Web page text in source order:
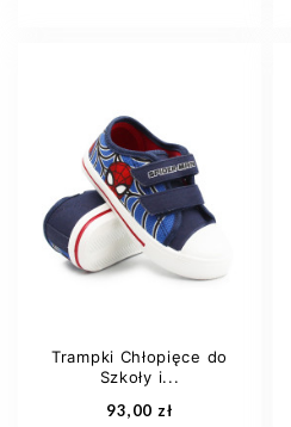
36 1/3
37
37,5
38 40
Dodaj do koszyka
Trampki Chłopięce do
Szkoły i...
93,00 zł